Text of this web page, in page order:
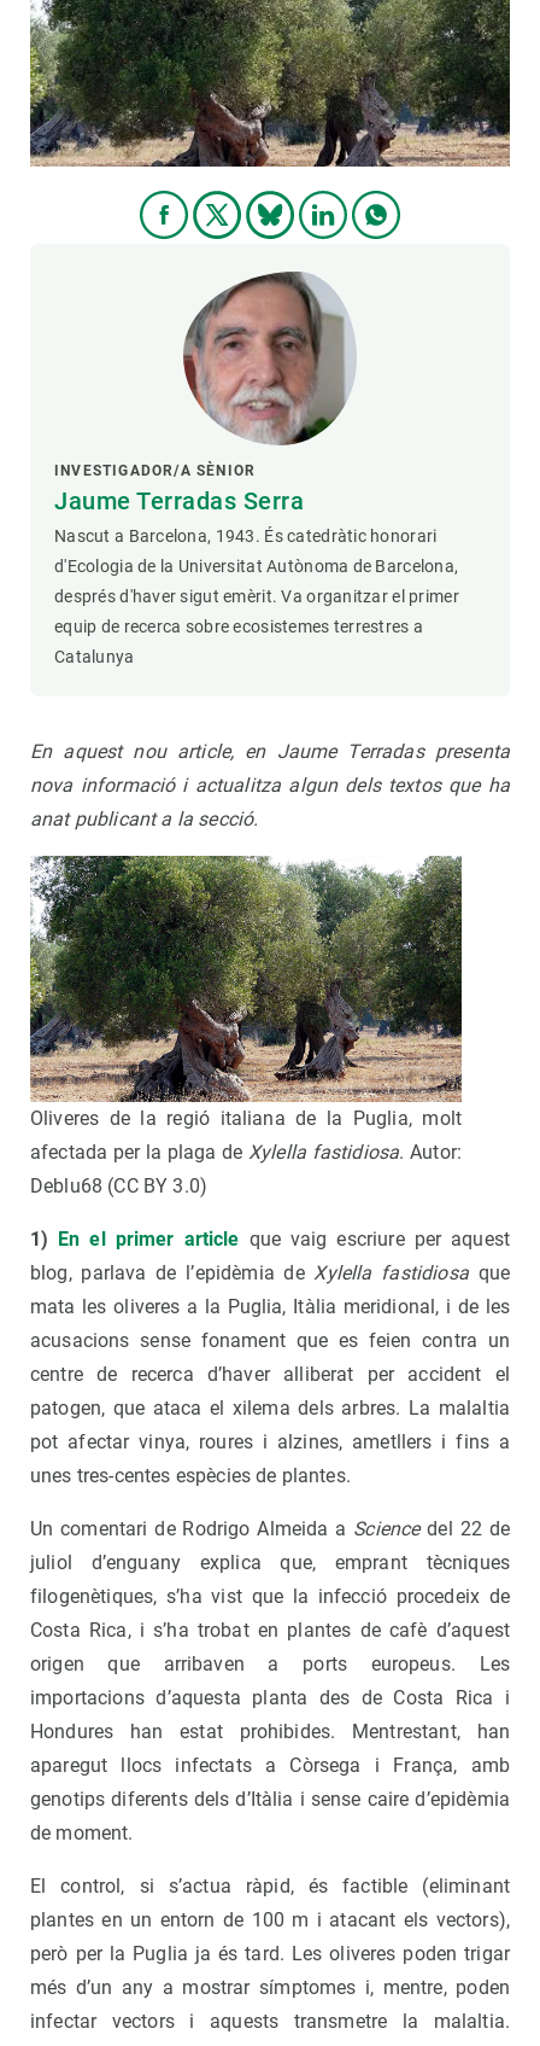
INVESTIGADOR/A SÈNIOR
Jaume Terradas Serra
Nascut a Barcelona, 1943. És catedràtic honorari
d'Ecologia de la Universitat Autònoma de Barcelona,
després d'haver sigut emèrit. Va organitzar el primer
equip de recerca sobre ecosistemes terrestres a
Catalunya
En aquest nou article, en Jaume Terradas presenta
nova informació i actualitza algun delstextos que ha
anat publicant a la secció.
Oliveres de la regió italiana de la Puglia, molt
afectada per la plaga deXylella fastidiosa. Autor:
Deblu68 (CC BY 3.0)
1) En el primer article que vaig escriure per aquest
blog, parlava de l’epidèmia deXylella fastidiosaque
mata les oliveres a la Puglia, Itàlia meridional, i de les
acusacions sense fonament que es feien contra un
centre de recerca d’haver alliberat per accident el
patogen, que ataca el xilema dels arbres. La malaltia
pot afectar vinya, roures i alzines, ametllers i fins a
unes tres-centes espècies de plantes.
Un comentari de Rodrigo Almeida a Sciencedel 22 de
juliol d’enguany explica que, emprant tècniques
filogenètiques, s’ha vist que la infecció procedeix de
Costa Rica, i s’ha trobat en plantes de cafè d’aquest
origen que arribaven a ports europeus. Les
importacions d’aquesta planta des de Costa Rica i
Hondures han estat prohibides. Mentrestant, han
aparegut llocs infectats a Còrsega i França, amb
genotips diferents dels d’Itàlia i sense caire d’epidèmia
de moment.
El control, si s’actua ràpid, és factible (eliminant
plantes en un entorn de 100 m i atacant els vectors),
però per la Puglia ja és tard. Les oliveres poden trigar
més d’un any a mostrar símptomes i, mentre, poden
infectar vectors i aquests transmetre la malaltia.
PARTICIPA
NOTÍCIES I AGENDA